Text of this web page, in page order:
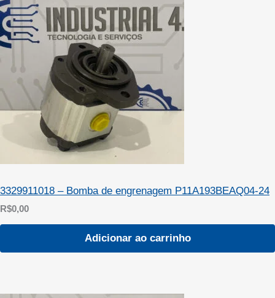
3329911018 – Bomba de engrenagem P11A193BEAQ04-24
R$0,00
Adicionar ao carrinho